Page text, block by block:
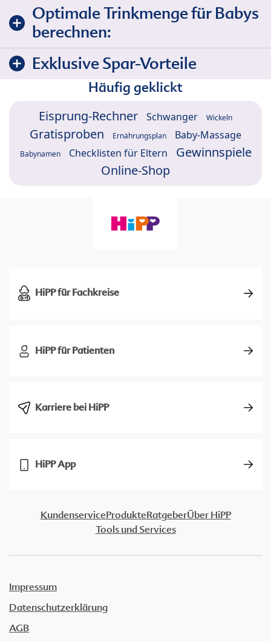
Optimale Trinkmenge für Babys
berechnen:
Exklusive Spar-Vorteile
Häufig geklickt
Eisprung-Rechner Schwanger Wickeln
Gratisproben Ernährungsplan Baby-Massage
Babynamen Checklisten für Eltern
Gewinnspiele
Online-Shop
HiPP für Fachkreise
HiPP für Patienten
Karriere bei HiPP
HiPP App
KundenserviceProdukteRatgeberÜber HiPP
Tools und Services
Impressum
Datenschutzerklärung
AGB